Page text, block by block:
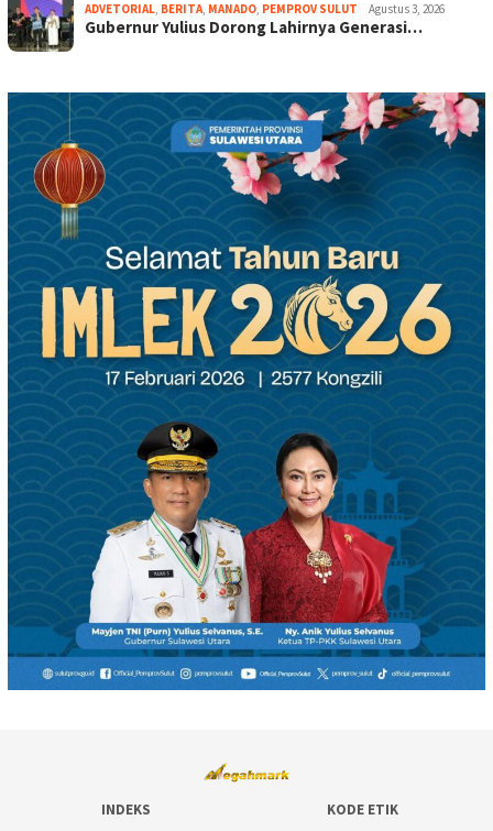
ADVETORIAL, BERITA, MANADO, PEMPROV SULUT Agustus 3, 2026
Gubernur Yulius Dorong Lahirnya Generasi…
INDEKS KODE ETIK